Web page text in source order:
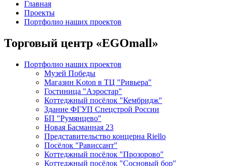
Главная
Проекты
Портфолио наших проектов
Торговый центр «EGOmall»
Портфолио наших проектов
Музей Победы
Магазин Koton в ТЦ "Ривьера"
Гостиница "Аэростар"
Коттеджный посёлок "Кембридж"
Здание ФГУП Спецстрой России
БП "Румянцево"
Новая Басманная 23
Представительство концерна Riello
Посёлок "Рависсант"
Коттеджный посёлок "Прозорово"
Коттеджный посёлок "Сосновый бор"